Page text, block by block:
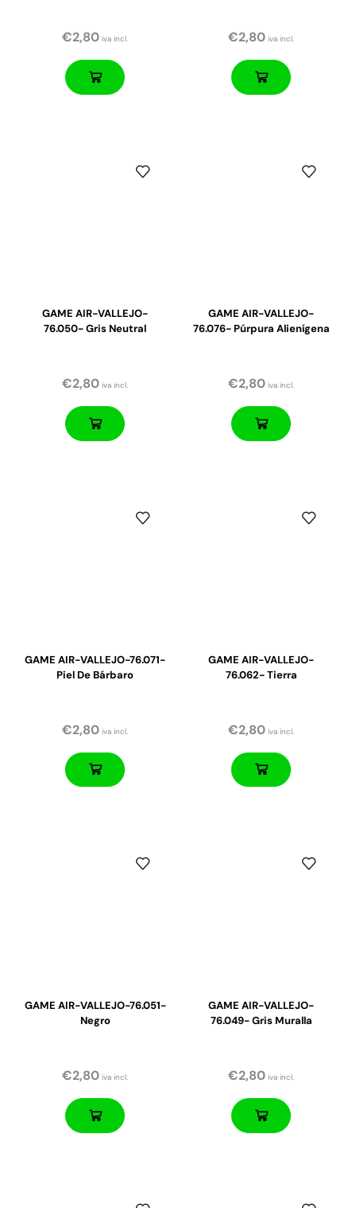
€2,80 iva incl. €2,80 iva incl.
GAME AIR-VALLEJO-
76.050- Gris Neutral
€2,80 iva incl.
GAME AIR-VALLEJO-
76.076- Púrpura Alienígena
€2,80 iva incl.
GAME AIR-VALLEJO-76.071-
Piel De Bárbaro
€2,80 iva incl.
GAME AIR-VALLEJO-
76.062- Tierra
€2,80 iva incl.
GAME AIR-VALLEJO-76.051-
Negro
€2,80 iva incl.
GAME AIR-VALLEJO-
76.049- Gris Muralla
€2,80 iva incl.